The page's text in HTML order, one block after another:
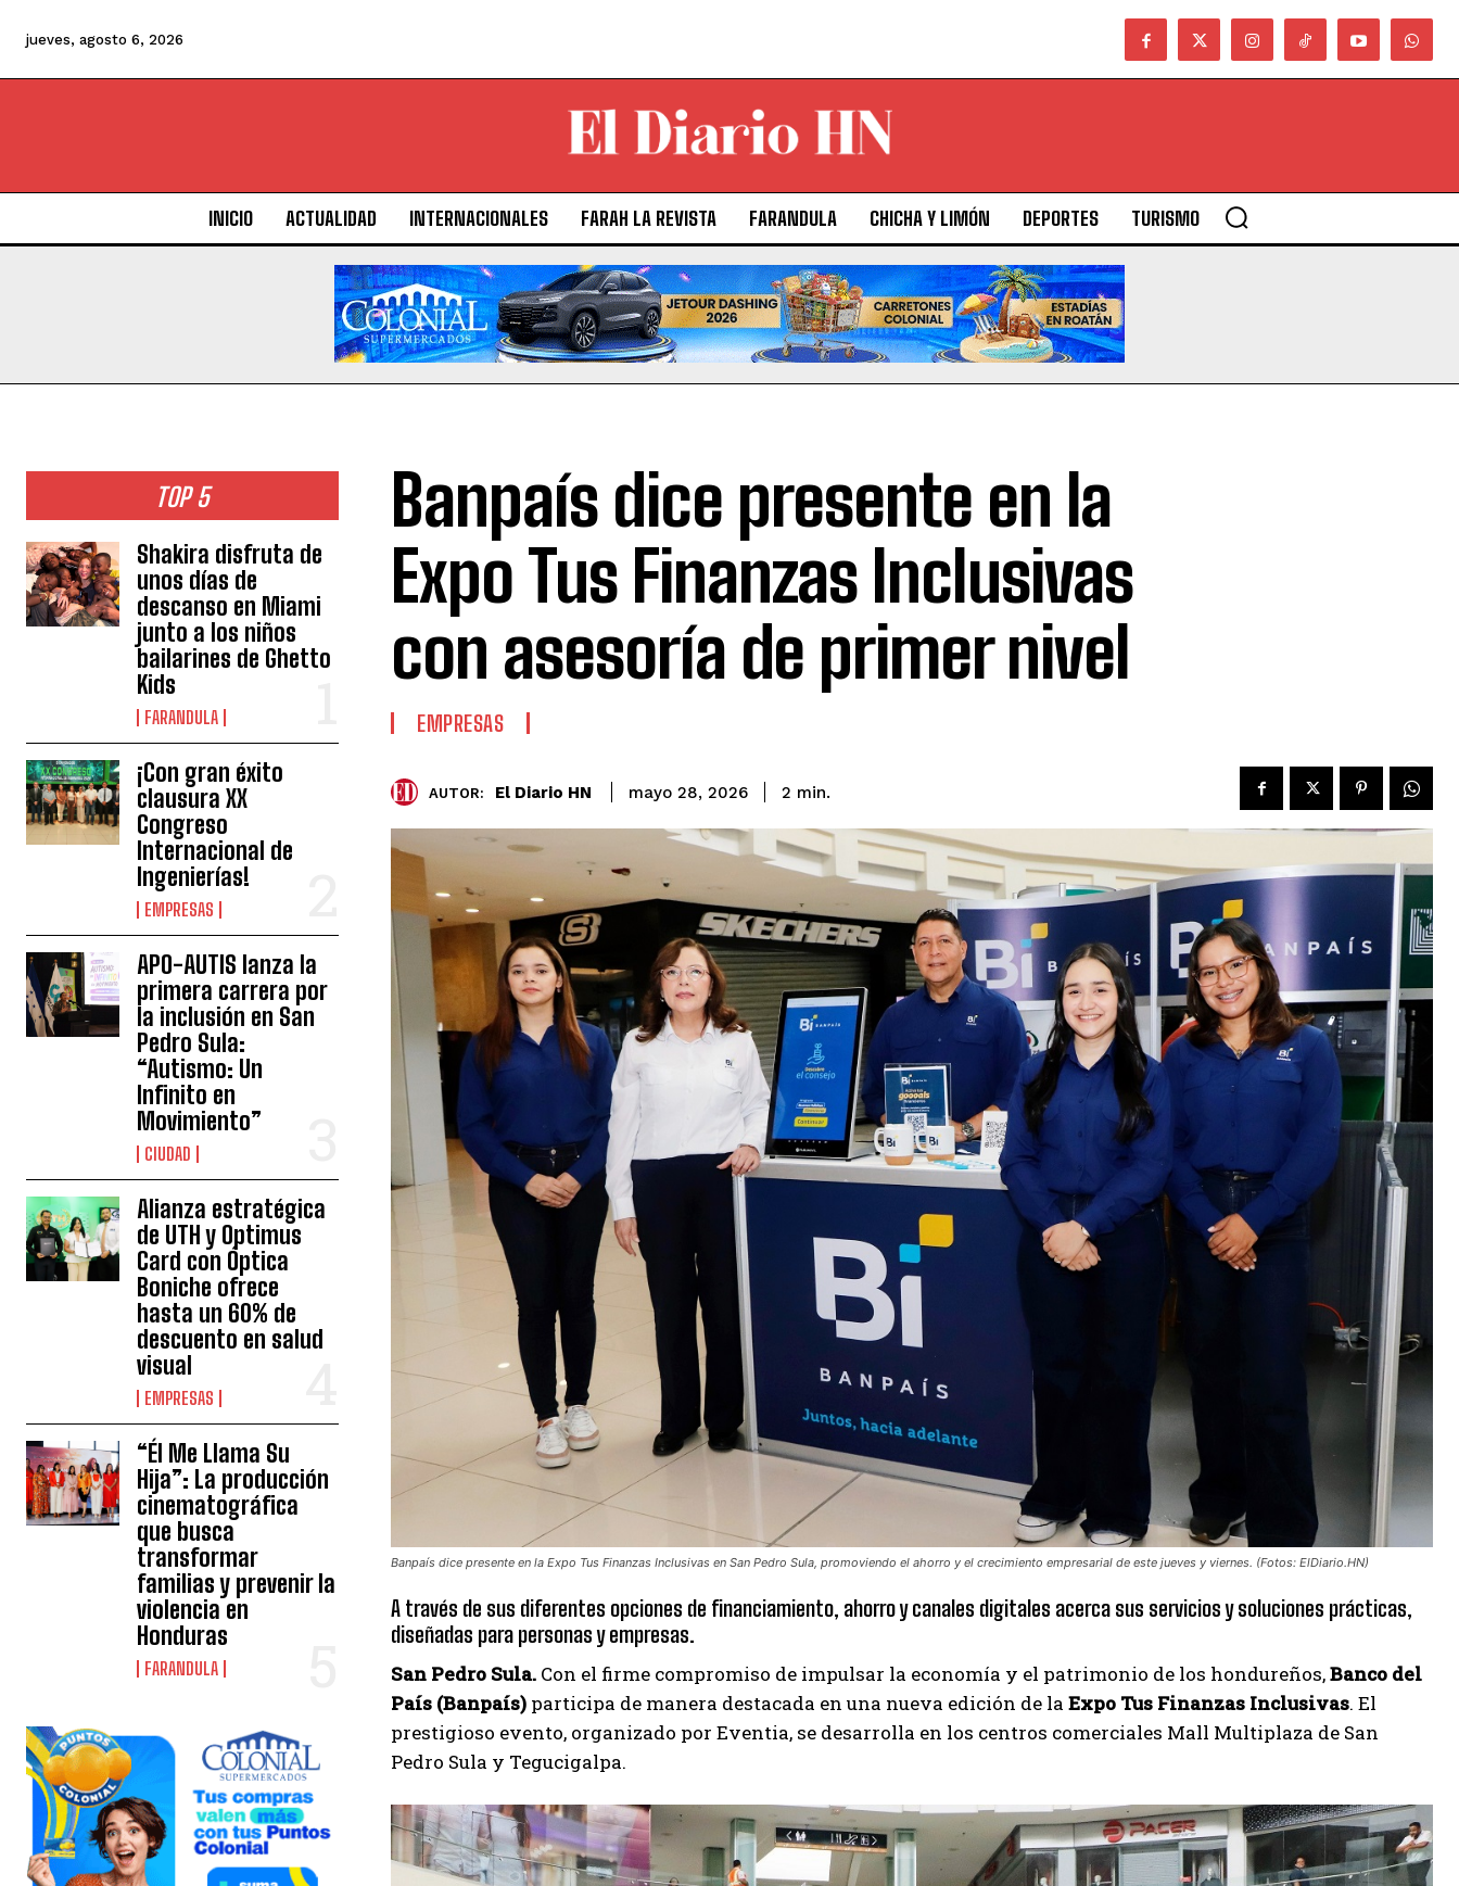
jueves, agosto 6, 2026
INICIO ACTUALIDAD INTERNACIONALES FARAH LA REVISTA FARANDULA CHICHA Y LIMÓN DEPORTES TURISMO
TOP 5
Shakira disfruta de
unos días de
descanso en Miami
junto a los niños
bailarines de Ghetto
Kids
FARANDULA
¡Con gran éxito
clausura XX
Congreso
Internacional de
Ingenierías!
EMPRESAS
APO-AUTIS lanza la
primera carrera por
la inclusión en San
Pedro Sula:
“Autismo: Un
Infinito en
Movimiento”
CIUDAD
Alianza estratégica
de UTH y Optimus
Card con Óptica
Boniche ofrece
hasta un 60% de
descuento en salud
visual
EMPRESAS
“Él Me Llama Su
Hija”: La producción
cinematográfica
que busca
transformar
familias y prevenir la
violencia en
Honduras
FARANDULA
Banpaís dice presente en la
Expo Tus Finanzas Inclusivas
con asesoría de primer nivel
EMPRESAS
AUTOR: El Diario HN mayo 28, 2026 2 min.
Banpaís dice presente en la Expo Tus Finanzas Inclusivas en San Pedro Sula, promoviendo el ahorro y el crecimiento empresarial de este jueves y viernes. (Fotos: ElDiario.HN)
A través de sus diferentes opciones de financiamiento, ahorro y canales digitales acerca sus servicios y soluciones prácticas,
diseñadas para personas y empresas.
San Pedro Sula. Con el firme compromiso de impulsar la economía y el patrimonio de los hondureños,Banco del
País (Banpaís) participa de manera destacada en una nueva edición de la Expo Tus Finanzas Inclusivas. El
prestigioso evento, organizado por Eventia, se desarrolla en los centros comerciales Mall Multiplaza de San
Pedro Sula y Tegucigalpa.